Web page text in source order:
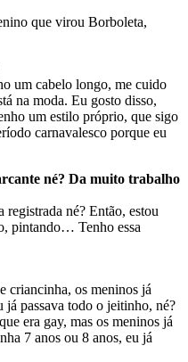
um cabelo longo, me cuido
na moda. Eu gosto disso,
um estilo próprio, que sigo
carnavalesco porque eu
né? Da muito trabalho
registrada né? Então, estou
pintando… Tenho essa
criancinha, os meninos já
já passava todo o jeitinho, né?
era gay, mas os meninos já
7 anos ou 8 anos, eu já